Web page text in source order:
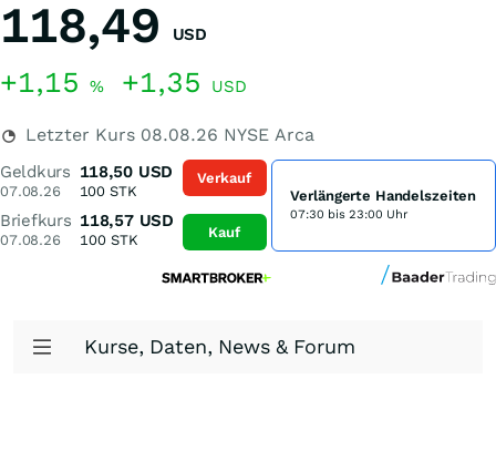
118,49 USD
+1,15 % +1,35 USD
Letzter Kurs 08.08.26 NYSE Arca
Geldkurs
07.08.26
118,50 USD
100 STK
Briefkurs
07.08.26
118,57 USD
100STK
Verkauf
Kauf
Verlängerte Handelszeiten
07:30 bis 23:00 Uhr
Kurse, Daten, News & Forum